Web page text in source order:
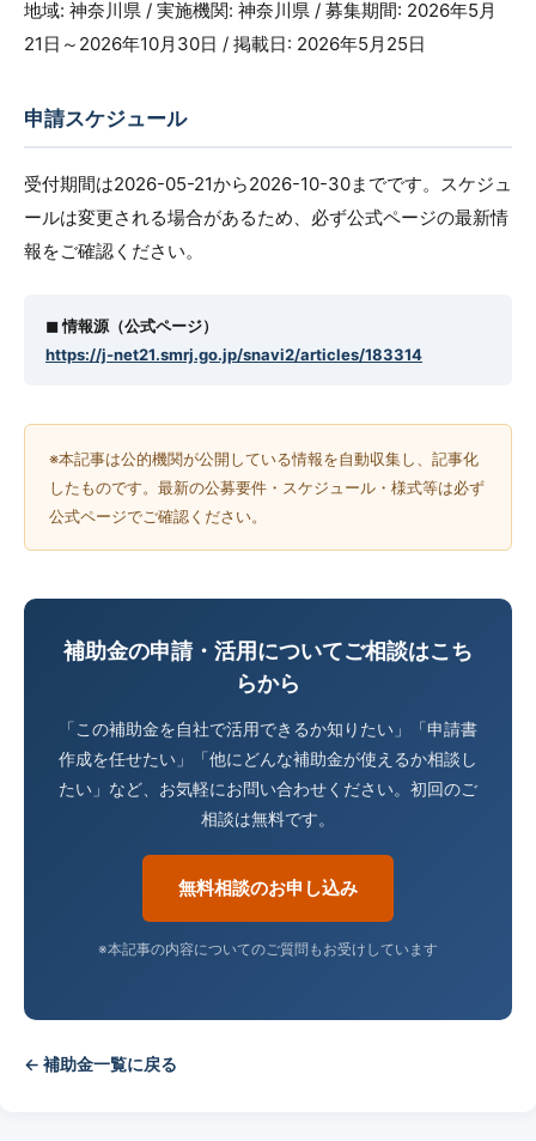
地域: 神奈川県 / 実施機関: 神奈川県 / 募集期間: 2026年5月
21日～2026年10月30日 / 掲載日: 2026年5月25日
申請スケジュール
受付期間は2026-05-21から2026-10-30までです。スケジュ
ールは変更される場合があるため、必ず公式ページの最新情
報をご確認ください。
◼︎ 情報源（公式ページ）
https://j-net21.smrj.go.jp/snavi2/articles/183314
※本記事は公的機関が公開している情報を自動収集し、記事化
したものです。最新の公募要件・スケジュール・様式等は必ず
公式ページでご確認ください。
補助金の申請・活用についてご相談はこち
らから
「この補助金を自社で活用できるか知りたい」「申請書
作成を任せたい」「他にどんな補助金が使えるか相談し
たい」など、お気軽にお問い合わせください。初回のご
相談は無料です。
無料相談のお申し込み
※本記事の内容についてのご質問もお受けしています
← 補助金一覧に戻る